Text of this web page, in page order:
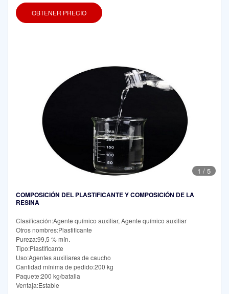
OBTENER PRECIO
1 / 5
COMPOSICIÓN DEL PLASTIFICANTE Y COMPOSICIÓN DE LA
RESINA
Clasificación:Agente químico auxiliar, Agente químico auxiliar
Otros nombres:Plastificante
Pureza:99,5 % mín.
Tipo:Plastificante
Uso:Agentes auxiliares de caucho
Cantidad mínima de pedido:200 kg
Paquete:200 kg/batalla
Ventaja:Estable